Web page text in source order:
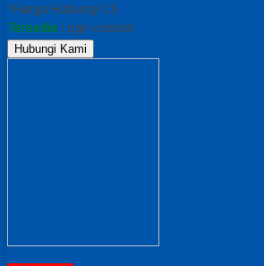
*Harga Hubungi CS
Tersedia / pgn costom
Hubungi Kami